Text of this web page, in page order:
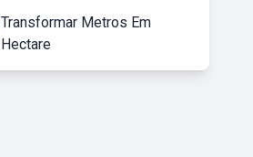
Transformar Metros Em
Hectare